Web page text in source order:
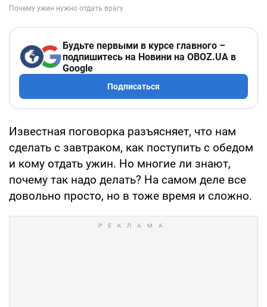
Будьте первыми в курсе главного –
подпишитесь на Новини на OBOZ.UA в
Google
Подписаться
Известная поговорка разъясняет, что нам
сделать с завтраком, как поступить с обедом
и кому отдать ужин. Но многие ли знают,
почему так надо делать? На самом деле все
довольно просто, но в тоже время и сложно.